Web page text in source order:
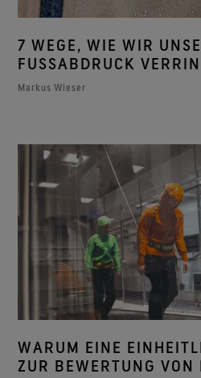
7 WEGE, WIE WIR
FUSSABDRUCK
Markus Wieser
WARUM EINE
ZUR BEWERTUNG